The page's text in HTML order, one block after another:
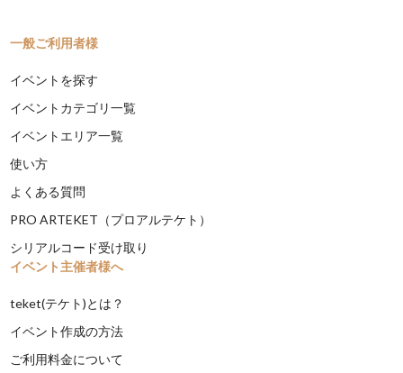
一般ご利用者様
イベントを探す
イベントカテゴリ一覧
イベントエリア一覧
使い方
よくある質問
PRO ARTEKET（プロアルテケト）
シリアルコード受け取り
イベント主催者様へ
teket(テケト)とは？
イベント作成の方法
ご利用料金について